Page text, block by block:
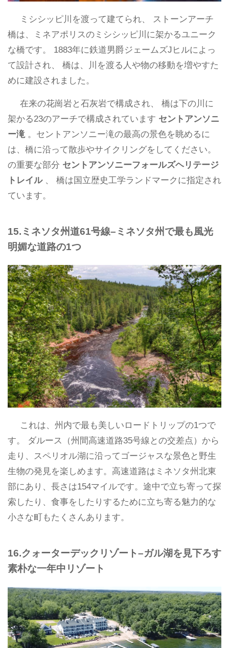
ミシシッピ川を渡って建てられ、 ストーンアーチ
橋は、ミネアポリスのミシシッピ川に架かるユニーク
な橋です。 1883年に鉄道男爵ジェームズJヒルによっ
て設計され、 橋は、川を渡る人や物の移動を増やすた
めに建設されました。
在来の花崗岩と石灰岩で構成され、 橋は下の川に
架かる23のアーチで構成されています セントアンソニ
ー滝 。セントアンソニー滝の最高の景色を眺めるに
は、橋に沿って散歩やサイクリングをしてください。
の重要な部分 セントアンソニーフォールズヘリテージ
トレイル 、 橋は国立歴史工学ランドマークに指定され
ています。
15.ミネソタ州道61号線–ミネソタ州で最も風光
明媚な道路の1つ
これは、州内で最も美しいロードトリップの1つで
す。 ダルース（州間高速道路35号線との交差点）から
走り、スペリオル湖に沿ってゴージャスな景色と野生
生物の発見を楽しめます。高速道路はミネソタ州北東
部にあり、長さは154マイルです。途中で立ち寄って探
索したり、食事をしたりするために立ち寄る魅力的な
小さな町もたくさんあります。
16.クォーターデックリゾート–ガル湖を見下ろす
素朴な一年中リゾート